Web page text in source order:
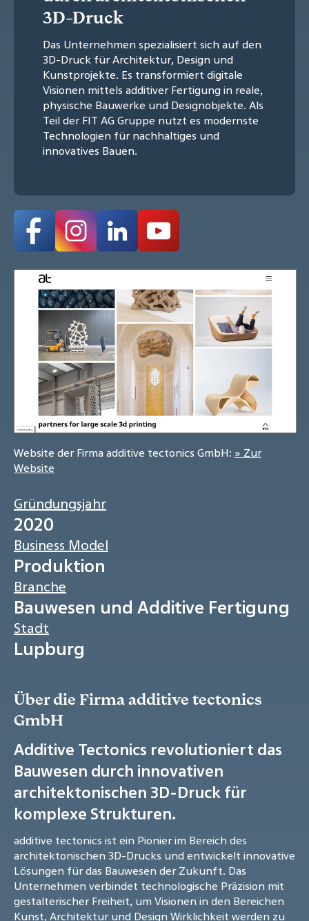
3D-Druck
Das Unternehmen spezialisiert sich auf den
3D-Druck für Architektur, Design und
Kunstprojekte. Es transformiert digitale
Visionen mittels additiver Fertigung in reale,
physische Bauwerke und Designobjekte. Als
Teil der FIT AG Gruppe nutzt es modernste
Technologien für nachhaltiges und
innovatives Bauen.
Website der Firma additive tectonics GmbH: » Zur
Website
Gründungsjahr
2020
Business Model
Produktion
Branche
Bauwesen und Additive Fertigung
Stadt
Lupburg
Über die Firma additive tectonics
GmbH
Additive Tectonics revolutioniert das
Bauwesen durch innovativen
architektonischen 3D-Druck für
komplexe Strukturen.
additive tectonics ist ein Pionier im Bereich des
architektonischen 3D-Drucks und entwickelt innovative
Lösungen für das Bauwesen der Zukunft. Das
Unternehmen verbindet technologische Präzision mit
gestalterischer Freiheit, um Visionen in den Bereichen
Kunst, Architektur und Design Wirklichkeit werden zu